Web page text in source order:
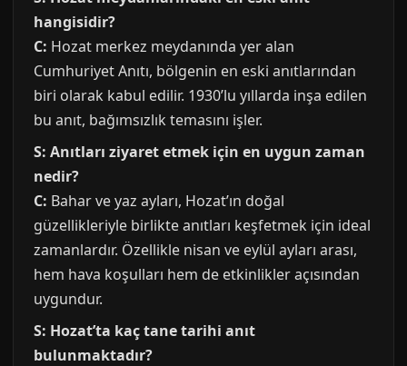
hangisidir?
C: Hozat merkez meydanında yer alan
Cumhuriyet Anıtı, bölgenin en eski anıtlarından
biri olarak kabul edilir. 1930’lu yıllarda inşa edilen
bu anıt, bağımsızlık temasını işler.
S: Anıtları ziyaret etmek için en uygun zaman
nedir?
C: Bahar ve yaz ayları, Hozat’ın doğal
güzellikleriyle birlikte anıtları keşfetmek için ideal
zamanlardır. Özellikle nisan ve eylül ayları arası,
hem hava koşulları hem de etkinlikler açısından
uygundur.
S: Hozat’ta kaç tane tarihi anıt
bulunmaktadır?